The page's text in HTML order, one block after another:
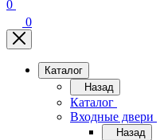
0
0
Каталог
Назад
Каталог
Входные двери
Назад